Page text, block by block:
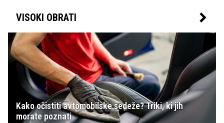
VISOKI OBRATI
Kako očistiti avtomobilske sedeže? Triki, ki jih
morate poznati